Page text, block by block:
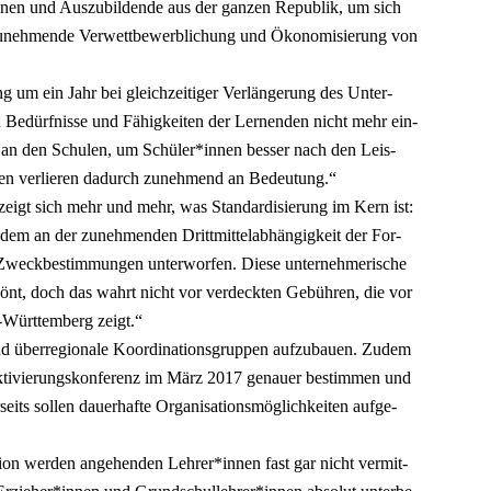
und Aus­zu­bil­den­de aus der gan­zen Repu­blik, um sich
Ver­wett­be­werb­li­chung und Öko­no­mi­sie­rung von
um ein Jahr bei gleich­zei­ti­ger Ver­län­ge­rung des Unter­
und Fähig­kei­ten der Ler­nen­den nicht mehr ein­
den Schu­len, um Schüler*innen bes­ser nach den Leis­
ver­lie­ren dadurch zuneh­mend an Bedeu­tung.“
sich mehr und mehr, was Stan­dar­di­sie­rung im Kern ist:
an der zuneh­men­den Dritt­mit­tel­ab­hän­gig­keit der For­
unter­wor­fen. Die­se unter­neh­me­ri­sche
doch das wahrt nicht vor ver­deck­ten Gebüh­ren, die vor
zeigt.“
über­re­gio­na­le Koor­di­na­ti­ons­grup­pen auf­zu­bau­en. Zudem
im März 2017 genau­er bestim­men und
sol­len dau­er­haf­te Orga­ni­sa­ti­ons­mög­lich­kei­ten auf­ge­
wer­den ange­hen­den Lehrer*innen fast gar nicht ver­mit­